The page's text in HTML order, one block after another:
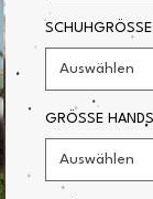
SCHUHGRÖSSE
Auswählen
GRÖSSE
Auswählen